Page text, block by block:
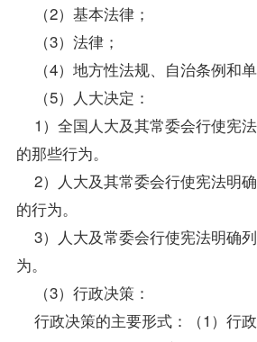
（2）基本法律；
（3）法律；
（4）地方性法规、自治条例和单
（5）人大决定：
1）全国人大及其常委会行使宪
的那些行为。
2）人大及其常委会行使宪法明
的行为。
3）人大及常委会行使宪法明确
为。
（3）行政决策：
行政决策的主要形式：（1）行政